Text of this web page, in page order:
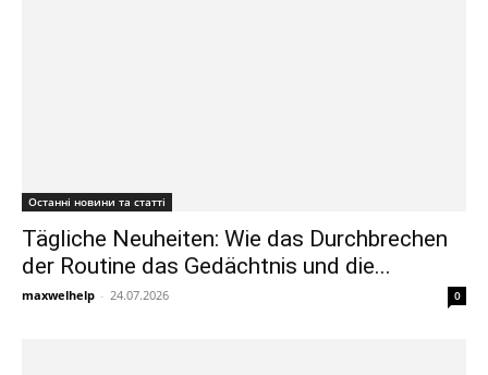
Останні новини та статті
Tägliche Neuheiten: Wie das Durchbrechen
der Routine das Gedächtnis und die...
maxwelhelp - 24.07.2026 0